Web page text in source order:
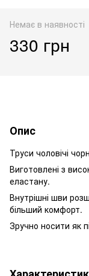
Немає в наявності
330 грн
Опис
Труси чоловічі
Виготовлені з
еластану.
Внутрішні шви
більший комфорт.
Зручно носити як